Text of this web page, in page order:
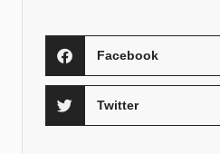
Facebook
Twitter